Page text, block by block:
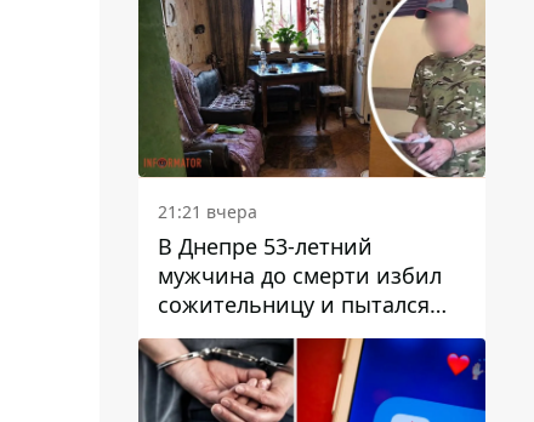
21:21 вчера
В Днепре 53-летний
мужчина до смерти избил
сожительницу и пытался
скрыть преступление:
детали